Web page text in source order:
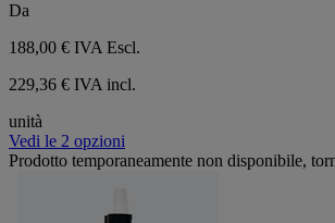
Da
188,00 € IVA Escl.
229,36 € IVA incl.
unità
Vedi le 2 opzioni
Prodotto temporaneamente non disponibile,